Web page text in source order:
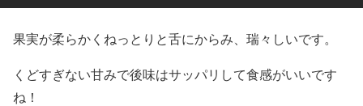
果実が柔らかくねっとりと舌にからみ、瑞々しいです。
くどすぎない甘みで後味はサッパリして食感がいいです
ね！